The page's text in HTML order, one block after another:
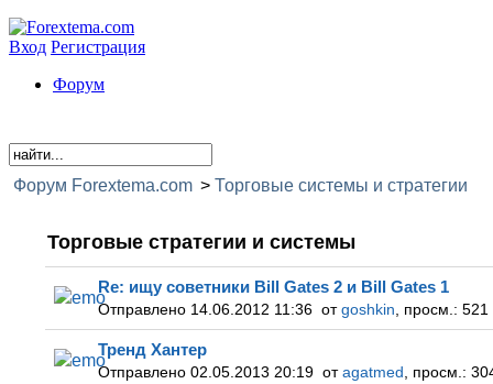
Вход Регистрация
Форум
Форум Forextema.com > Торговые системы и стратегии
Торговые стратегии и системы
Re: ищу советники Bill Gates 2 и Bill Gates 1
Отправлено 14.06.2012 11:36 от goshkin, просм.: 521
Тренд Хантер
Отправлено 02.05.2013 20:19 от agatmed , просм.: